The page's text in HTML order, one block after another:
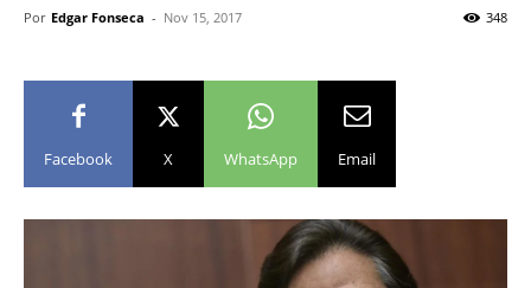
Por Edgar Fonseca - Nov 15, 2017 348
Facebook X WhatsApp Email